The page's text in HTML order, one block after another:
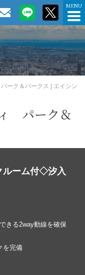
ーク＆パークス | エイシン
パーク＆
ルーム付◇汐入
きる2way動線を確保
を完備